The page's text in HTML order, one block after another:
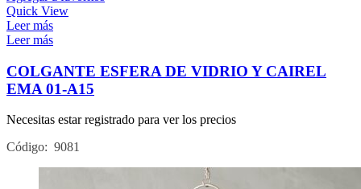
Quick View
Leer más
Leer más
COLGANTE ESFERA DE VIDRIO Y CAIREL
EMA 01-A15
Necesitas estar registrado para ver los precios
Código: 9081